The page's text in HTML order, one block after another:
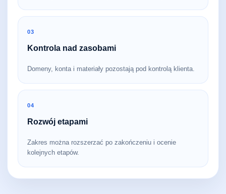
03
Kontrola nad zasobami
Domeny, konta i materiały pozostają pod kontrolą klienta.
04
Rozwój etapami
Zakres można rozszerzać po zakończeniu i ocenie
kolejnych etapów.